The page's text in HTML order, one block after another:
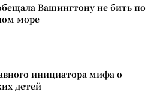
Вашингтону не бить по
море
инициатора мифа о
детей